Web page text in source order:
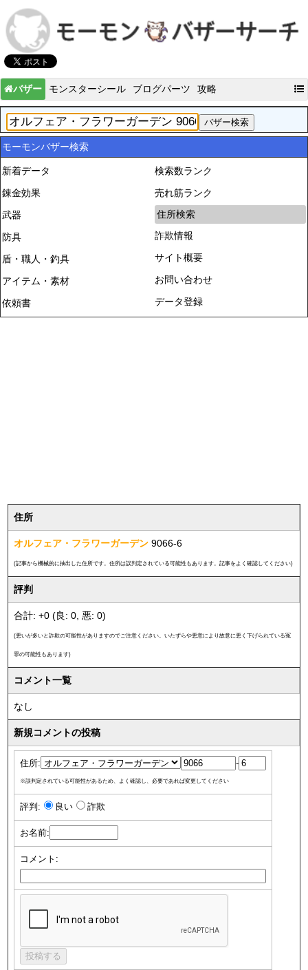
バザー モンスターシール ブログパーツ 攻略
モーモンバザー検索
新着データ
錬金効果
武器
防具
盾・職人・釣具
アイテム・素材
依頼書
検索数ランク
売れ筋ランク
住所検索
詐欺情報
サイト概要
お問い合わせ
データ登録
住所
オルフェア・フラワーガーデン 9066-6
(記事から機械的に抽出した住所です。住所は誤判定されている可能性もあります。記事をよく確認してください)
評判
合計: +0 (良: 0, 悪: 0)
(悪いが多いと詐欺の可能性がありますのでご注意ください。いたずらや悪意により故意に悪く下げられている冤
罪の可能性もあります)
コメント一覧
なし
新規コメントの投稿
住所: -
※誤判定されている可能性があるため、よく確認し、必要であれば変更してください
評判: 良い 詐欺
お名前:
コメント: